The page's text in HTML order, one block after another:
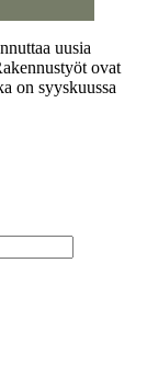
uusia
ovat
on syyskuussa